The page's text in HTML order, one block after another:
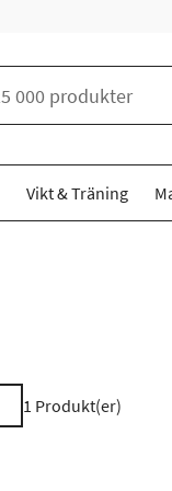
Vikt & Träning
1 Produkt(er)